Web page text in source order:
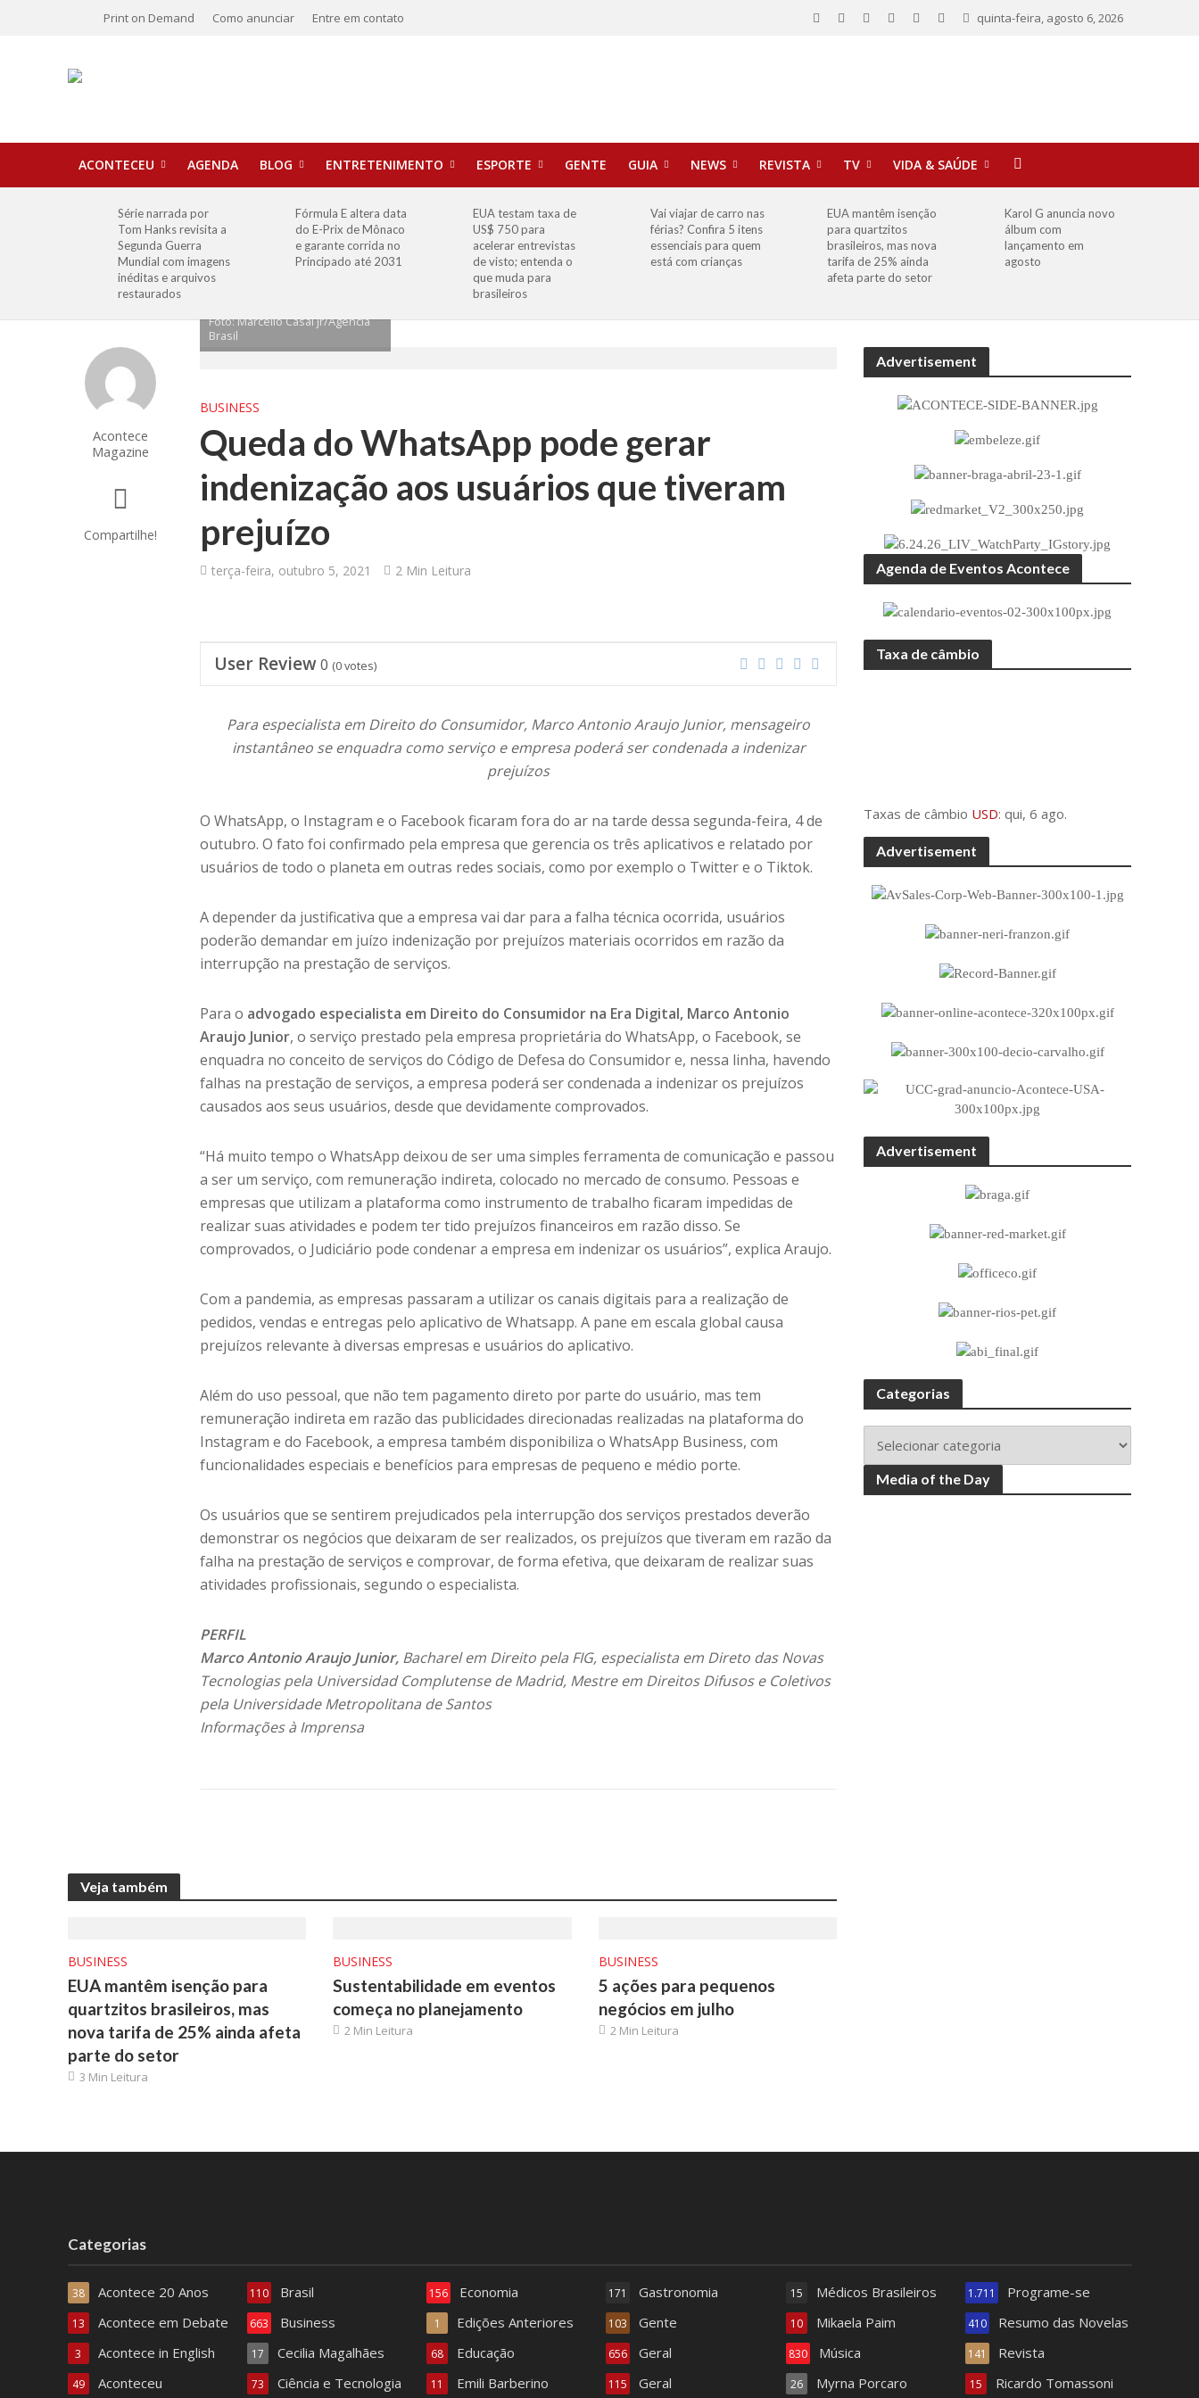
Print on Demand Como anunciar Entre em contato quinta-feira, agosto 6, 2026
ACONTECEU AGENDA BLOG ENTRETENIMENTO ESPORTE GENTE GUIA NEWS REVISTA TV VIDA & SAÚDE
Série narrada por
Tom Hanks revisita a
Segunda Guerra
Mundial com imagens
inéditas e arquivos
restaurados
Fórmula E altera data
do E-Prix de Mônaco
e garante corrida no
Principado até 2031
EUA testam taxa de
US$ 750 para
acelerar entrevistas
de visto; entenda o
que muda para
brasileiros
Vai viajar de carro nas
férias? Confira 5 itens
essenciais para quem
está com crianças
EUA mantêm isenção
para quartzitos
brasileiros, mas nova
tarifa de 25% ainda
afeta parte do setor
Karol G anuncia novo
álbum com
lançamento em
agosto
Acontece
Magazine
Compartilhe!
Foto: Marcello Casal jr/Agência
Brasil
BUSINESS
Queda do WhatsApp pode gerar
indenização aos usuários que tiveram
prejuízo
terça-feira, outubro 5, 2021 2 Min Leitura
User Review0 (0votes)
Para especialista em Direito do Consumidor, Marco Antonio Araujo Junior, mensageiro
instantâneo se enquadra como serviço e empresa poderá ser condenada a indenizar
prejuízos
O WhatsApp, o Instagram e o Facebook ficaram fora do ar na tarde dessa segunda-feira, 4 de
outubro. O fato foi confirmado pela empresa que gerencia os três aplicativos e relatado por
usuários de todo o planeta em outras redes sociais, como por exemplo o Twitter e o Tiktok.
A depender da justificativa que a empresa vai dar para a falha técnica ocorrida, usuários
poderão demandar em juízo indenização por prejuízos materiais ocorridos em razão da
interrupção na prestação de serviços.
Para o advogado especialista em Direito do Consumidor na Era Digital, Marco Antonio
Araujo Junior, o serviço prestado pela empresa proprietária do WhatsApp, o Facebook, se
enquadra no conceito de serviços do Código de Defesa do Consumidor e, nessa linha, havendo
falhas na prestação de serviços, a empresa poderá ser condenada a indenizar os prejuízos
causados aos seus usuários, desde que devidamente comprovados.
“Há muito tempo o WhatsApp deixou de ser uma simples ferramenta de comunicação e passou
a ser um serviço, com remuneração indireta, colocado no mercado de consumo. Pessoas e
empresas que utilizam a plataforma como instrumento de trabalho ficaram impedidas de
realizar suas atividades e podem ter tido prejuízos financeiros em razão disso. Se
comprovados, o Judiciário pode condenar a empresa em indenizar os usuários”, explica Araujo.
Com a pandemia, as empresas passaram a utilizar os canais digitais para a realização de
pedidos, vendas e entregas pelo aplicativo de Whatsapp. A pane em escala global causa
prejuízos relevante à diversas empresas e usuários do aplicativo.
Além do uso pessoal, que não tem pagamento direto por parte do usuário, mas tem
remuneração indireta em razão das publicidades direcionadas realizadas na plataforma do
Instagram e do Facebook, a empresa também disponibiliza o WhatsApp Business, com
funcionalidades especiais e benefícios para empresas de pequeno e médio porte.
Os usuários que se sentirem prejudicados pela interrupção dos serviços prestados deverão
demonstrar os negócios que deixaram de ser realizados, os prejuízos que tiveram em razão da
falha na prestação de serviços e comprovar, de forma efetiva, que deixaram de realizar suas
atividades profissionais, segundo o especialista.
PERFIL
Marco Antonio Araujo Junior, Bacharel em Direito pela FIG, especialista em Direto das Novas
Tecnologias pela Universidad Complutense de Madrid, Mestre em Direitos Difusos e Coletivos
pela Universidade Metropolitana de Santos
Informações à Imprensa
Veja também
BUSINESS
EUA mantêm isenção para
quartzitos brasileiros, mas
nova tarifa de 25% ainda afeta
parte do setor
3 Min Leitura
BUSINESS
Sustentabilidade em eventos
começa no planejamento
2 Min Leitura
BUSINESS
5 ações para pequenos
negócios em julho
2 Min Leitura
Advertisement
Agenda de Eventos Acontece
Taxa de câmbio
Taxas de câmbio USD: qui, 6 ago.
Advertisement
Advertisement
Categorias
Media of the Day
Categorias
Acontece 20 Anos
38
Acontece em Debate
13
Acontece in English
3
Aconteceu
49
Brasil
110
Business
663
Cecilia Magalhães
17
Ciência e Tecnologia
73
Economia
156
Edições Anteriores
1
Educação
68
Emili Barberino
11
Gastronomia
171
Gente
103
Geral
656
Geral
115
Médicos Brasileiros
15
Mikaela Paim
10
Música
830
Myrna Porcaro
26
Programe-se
1.711
Resumo das Novelas
410
Revista
141
Ricardo Tomassoni
15